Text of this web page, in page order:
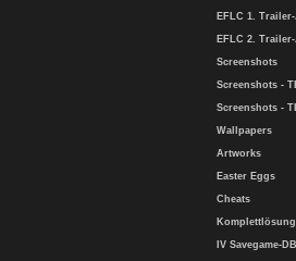
EFLC 1. Trailer-
EFLC 2. Trailer-
Screenshots
Screenshots -
Screenshots -
Wallpapers
Artworks
Easter Eggs
Cheats
Komplettlösung
IV Savegame-DB